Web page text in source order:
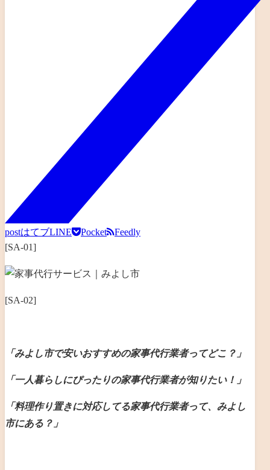
postはてブLINE Pocket
Feedly
[SA-01]
[SA-02]
「みよし市で安いおすすめの家事代行業者ってどこ？」
「一人暮らしにぴったりの家事代行業者が知りたい！」
「料理作り置きに対応してる家事代行業者って、みよし
市にある？」